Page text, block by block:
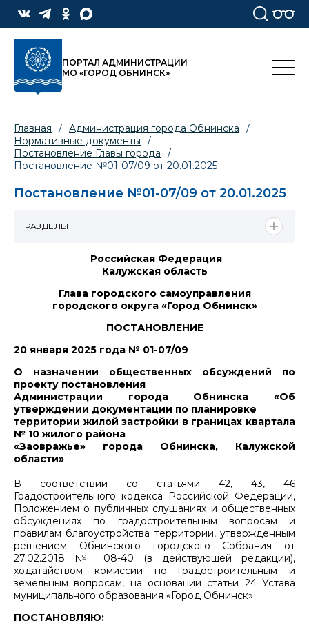
ПОРТАЛ АДМИНИСТРАЦИИ
МО «ГОРОД ОБНИНСК»
Главная / Администрация города Обнинска
/
Нормативные документы
/
Постановление Главы города
/
Постановление №01-07/09 от 20.01.2025
Постановление №01-07/09 от 20.01.2025
Российская Федерация
Калужская область
Глава городского самоуправления
городского округа «Город Обнинск»
ПОСТАНОВЛЕНИЕ
20 января 2025 года № 01-07/09
О назначении общественных обсуждений по
проекту постановления
Администрации города Обнинска «Об
утверждении документации по планировке
территории жилой застройки в границах квартала
№ 10 жилого района
«Заовражье» города Обнинска, Калужской
области»
В соответствии со статьями 42, 43, 46
Градостроительного кодекса Российской Федерации,
Положением о публичных слушаниях и общественных
обсуждениях по градостроительным вопросам и
правилам благоустройства территории, утвержденным
решением Обнинского городского Собрания от
27.02.2018 № 08-40 (в действующей редакции),
ходатайством комиссии по градостроительным и
земельным вопросам, на основании статьи 24 Устава
муниципального образования «Город Обнинск»
ПОСТАНОВЛЯЮ:
РАЗДЕЛЫ